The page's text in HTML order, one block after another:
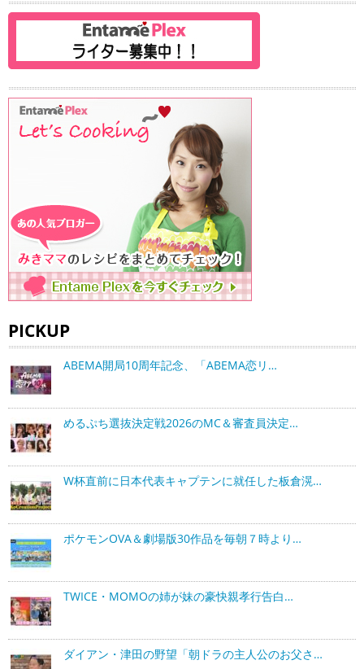
PICKUP
ABEMA開局10周年記念、「ABEMA恋リ…
めるぷち選抜決定戦2026のMC＆審査員決定…
W杯直前に日本代表キャプテンに就任した板倉滉…
ポケモンOVA＆劇場版30作品を毎朝７時より…
TWICE・MOMOの姉が妹の豪快親孝行告白…
ダイアン・津田の野望「朝ドラの主人公のお父さ…